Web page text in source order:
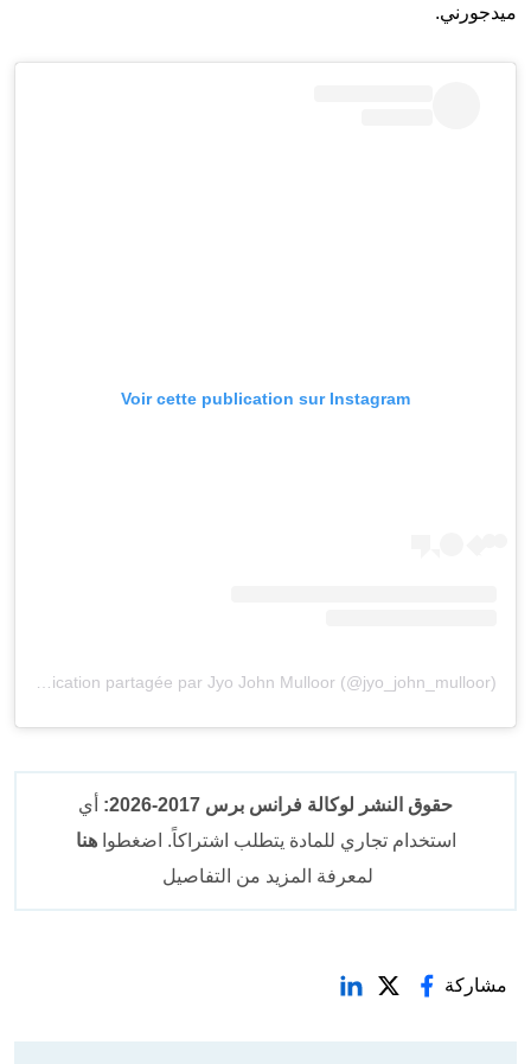
ميدجورني.
Voir cette publication sur Instagram
حقوق النشر لوكالة فرانس برس 2017-2026:
أي
استخدام تجاري للمادة يتطلب اشتراكاً. اضغطواهنا
لمعرفة المزيد من التفاصيل
مشاركة